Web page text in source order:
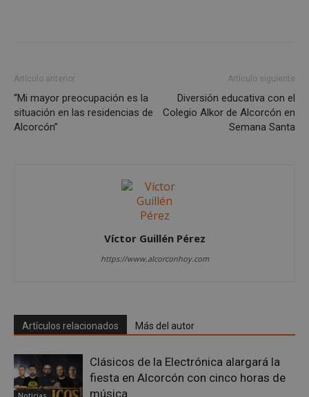
Artículo anterior
“Mi mayor preocupación es la
situación en las residencias de
Alcorcón”
Artículo siguiente
Diversión educativa con el
Colegio Alkor de Alcorcón en
Semana Santa
Víctor Guillén Pérez
https://www.alcorconhoy.com
Artículos relacionados Más del autor
Clásicos de la Electrónica alargará la
fiesta en Alcorcón con cinco horas de
música
inicio de sesión de usuario y la gestión de cuentas.
las cookies estrictamente necesarias.
Proveedor/
Privacy Policy